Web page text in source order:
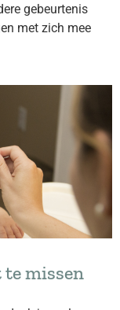
gebeurtenis
met zich mee
te missen